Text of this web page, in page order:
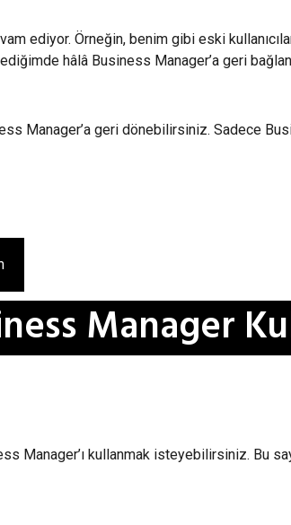
ediyor. Örneğin, benim gibi eski
hâlâ Business Manager’a geri
Manager’a geri dönebilirsiniz. Sadece
Manager
Manager’ı kullanmak isteyebilirsiniz. Bu